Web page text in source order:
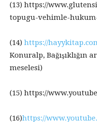
(13) https://
topugu-vehimle-
(14) https://
Konuralp, Bağışıklığın
meselesi)
(15) https://
(16)https://